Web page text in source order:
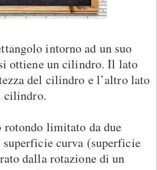
intorno ad un suo
ottiene un cilindro. Il lato
del cilindro e l’altro lato
cilindro.
rotondo limitato da due
superficie curva (superficie
dalla rotazione di un